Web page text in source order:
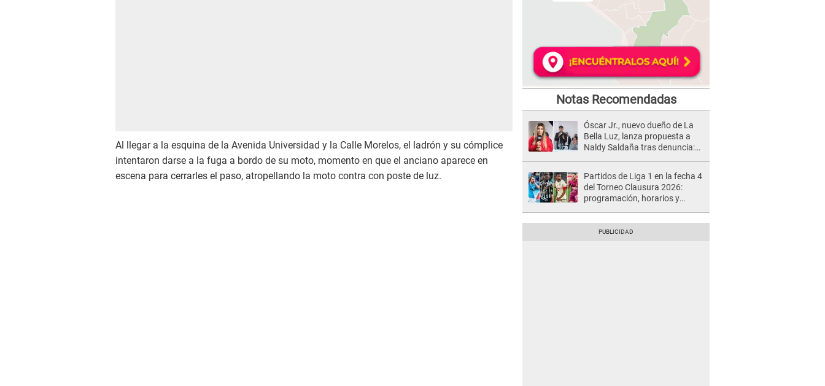
Al llegar a la esquina de la Avenida Universidad y la Calle Morelos, el ladrón y su cómplice
intentaron darse a la fuga a bordo de su moto, momento en que el anciano aparece en
escena para cerrarles el paso, atropellando la moto contra con poste de luz.
Notas Recomendadas
Óscar Jr., nuevo dueño de La
Bella Luz, lanza propuesta a
Naldy Saldaña tras denuncia:
Partidos de Liga 1 en la fecha 4
del Torneo Clausura 2026:
programación, horarios y